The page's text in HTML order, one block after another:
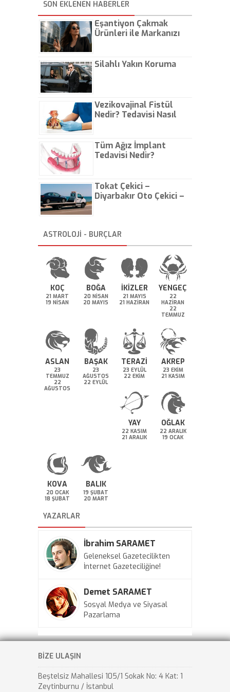
"Destek paketi istihdamın
Erdoğan virüse karşı alınan 21
tedbiri madde madde açıkladı.
SON EKLENEN HABERLER
Eşantiyon Çakmak
Ürünleri ile Markanızı
Silahlı Yakın Koruma
Vezikovajinal Fistül
Nedir? Tedavisi Nasıl
Tüm Ağız İmplant
Tedavisi Nedir?
Tokat Çekici –
Diyarbakır Oto Çekici –
ASTROLOJİ - BURÇLAR
KOÇ
21 MART
19 NİSAN
BOĞA
20 NİSAN
20 MAYIS
İKİZLER
21 MAYIS
21 HAZİRAN
YENGEÇ
22
HAZİRAN
22
TEMMUZ
ASLAN
23
TEMMUZ
22
AĞUSTOS
BAŞAK
23
AĞUSTOS
22 EYLÜL
TERAZİ
23 EYLÜL
22 EKİM
AKREP
23 EKİM
21 KASIM
YAY
22 KASIM
21 ARALIK
OĞLAK
22 ARALIK
19 OCAK
KOVA
20 OCAK
18 ŞUBAT
BALIK
19 ŞUBAT
20 MART
YAZARLAR
İbrahim SARAMET
Geleneksel Gazetecilikten
İnternet Gazeteciliğine!
Demet SARAMET
Sosyal Medya ve Siyasal
Pazarlama
BİZE ULAŞIN
Beştelsiz Mahallesi 105/1 Sokak No: 4 Kat: 1
Zeytinburnu / İstanbul